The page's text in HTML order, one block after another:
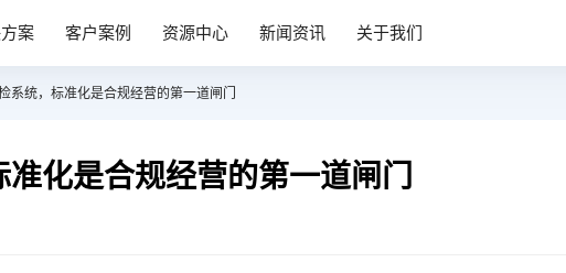
案 客户案例 资源中心 新闻资讯 关于我们
系统，标准化是合规经营的第一道闸门
化是合规经营的第一道闸门